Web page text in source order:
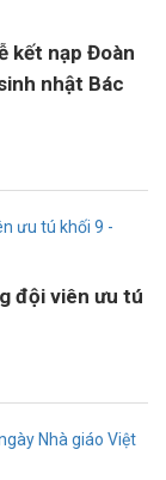
kết nạp Đoàn
nhật Bác
đội viên ưu tú